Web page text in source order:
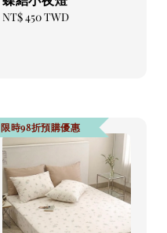
Regular
NT$ 450 TWD
限時98折預購優惠